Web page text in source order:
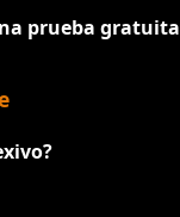
prueba gratuita